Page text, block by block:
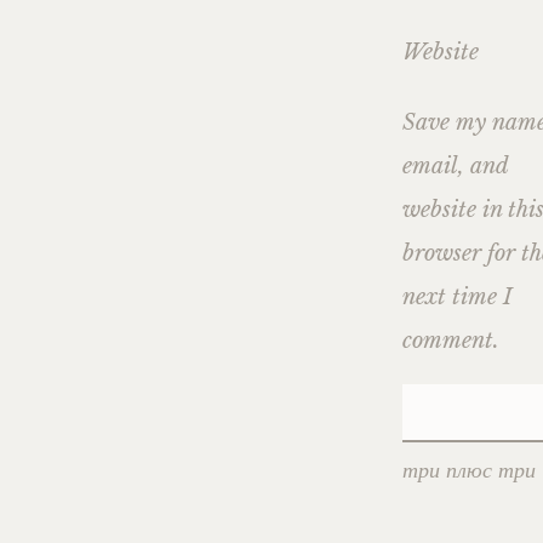
Website
Save my
email, and
website in this
browser for
next time I
comment.
три плюс три